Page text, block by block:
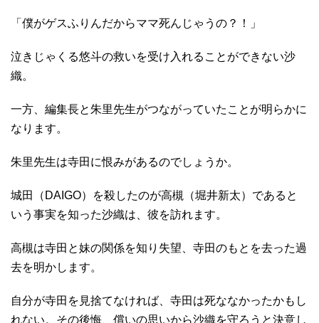
「僕がゲスふりんだからママ死んじゃうの？！」
泣きじゃくる悠斗の救いを受け入れることができない沙
織。
一方、編集長と朱里先生がつながっていたことが明らかに
なります。
朱里先生は寺田に恨みがあるのでしょうか。
城田（DAIGO）を殺したのが高槻（堀井新太）であると
いう事実を知った沙織は、彼を訪れます。
高槻は寺田と妹の関係を知り失望、寺田のもとを去った過
去を明かします。
自分が寺田を見捨てなければ、寺田は死ななかったかもし
れない。その後悔、償いの思いから沙織を守ろうと決意し